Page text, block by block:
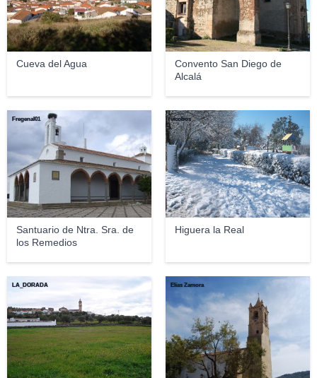
Cueva del Agua
Convento San Diego de
Alcalá
Santuario de Ntra. Sra. de
los Remedios
Fregenal01
Higuera la Real
vicobos
LA_DORADA Elías Zamora